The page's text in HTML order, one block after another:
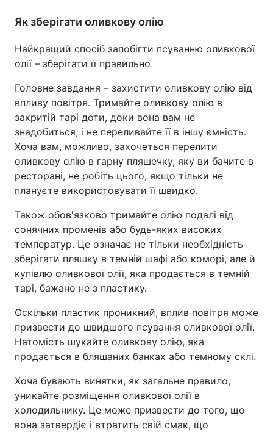
Як зберігати оливкову олію
Найкращий спосіб запобігти псуванню оливкової
олії – зберігати її правильно.
Головне завдання – захистити оливкову олію від
впливу повітря. Тримайте оливкову олію в
закритій тарі доти, доки вона вам не
знадобиться, і не переливайте її в іншу ємність.
Хоча вам, можливо, захочеться перелити
оливкову олію в гарну пляшечку, яку ви бачите в
ресторані, не робіть цього, якщо тільки не
плануєте використовувати її швидко.
Також обов'язково тримайте олію подалі від
сонячних променів або будь-яких високих
температур. Це означає не тільки необхідність
зберігати пляшку в темній шафі або коморі, але й
купівлю оливкової олії, яка продається в темній
тарі, бажано не з пластику.
Оскільки пластик проникний, вплив повітря може
призвести до швидшого псування оливкової олії.
Натомість шукайте оливкову олію, яка
продається в бляшаних банках або темному склі.
Хоча бувають винятки, як загальне правило,
уникайте розміщення оливкової олії в
холодильнику. Це може призвести до того, що
вона затвердіє і втратить свій смак, що